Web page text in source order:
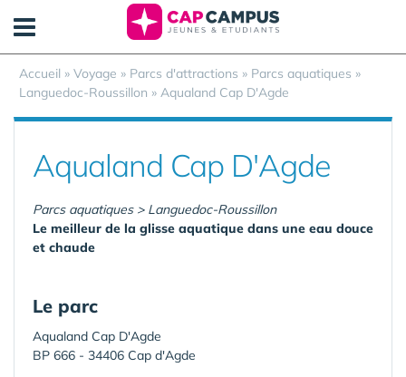
Accueil » Voyage » Parcs d'attractions » Parcs aquatiques »
Languedoc-Roussillon » Aqualand Cap D'Agde
Aqualand Cap D'Agde
Parcs aquatiques > Languedoc-Roussillon
Le meilleur de la glisse aquatique dans une eau douce
et chaude
Le parc
Aqualand Cap D'Agde
BP 666 - 34406 Cap d'Agde
Panneau de gestion des cookies